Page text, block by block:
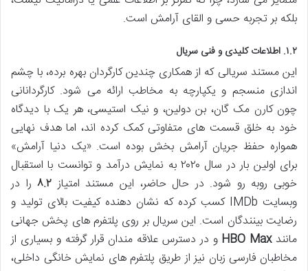
بلکه بر تجربه حسی و القای آرامش است.
۱.۲. اطلاعات کلیدی و فنی سریال
این مستند سریالی که از همکاری چندین کارگردان بهره برده، با چشم
اندازی منسجم و یکپارچه به مخاطب ارائه می شود. کارگردانانی
چون کارن مک گان، بن دولین، و نیک استیسی، هر یک با دیدگاه
خود به خلق قسمت های متفاوتی کمک کرده اند، اما هدف نهایی
همواره حفظ جریان آرامش بخش بوده است. «یک دنیا آرامش»
برای اولین بار در سال ۲۰۲۰ به نمایش درآمد و توانست با استقبال
خوبی روبه رو شود. در حال حاضر، این مستند امتیاز ۸.۲را در
وبسایت IMDb کسب کرده که نشان دهنده کیفیت بالای تولید و
رضایت بینندگان است. این سریال بر روی پلتفرم های پخش جهانی
مانندHBO Max و در دسترس علاقه مندان قرار گرفته و بسیاری از
مخاطبان فارسی زبان نیز از طریق پلتفرم های نمایش خانگی داخلی،